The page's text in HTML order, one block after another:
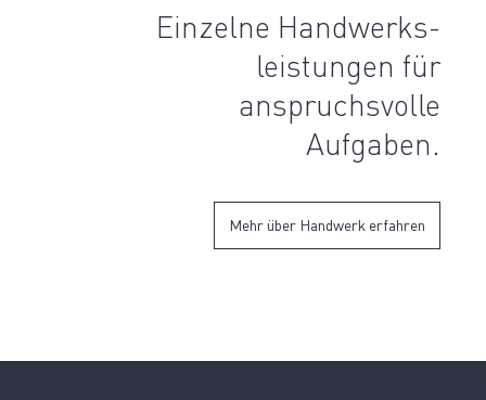
Einzelne Handwerks­
leistungen für
anspruchs­volle
Aufgaben.
Mehr über Handwerk erfahren